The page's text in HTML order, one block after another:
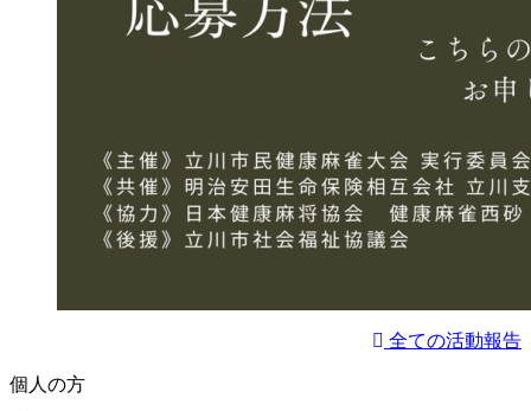
全ての活動報告
個人の方